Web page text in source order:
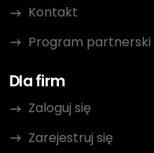
Kontakt
Program partnerski
Dla firm
Zaloguj się
Zarejestruj się